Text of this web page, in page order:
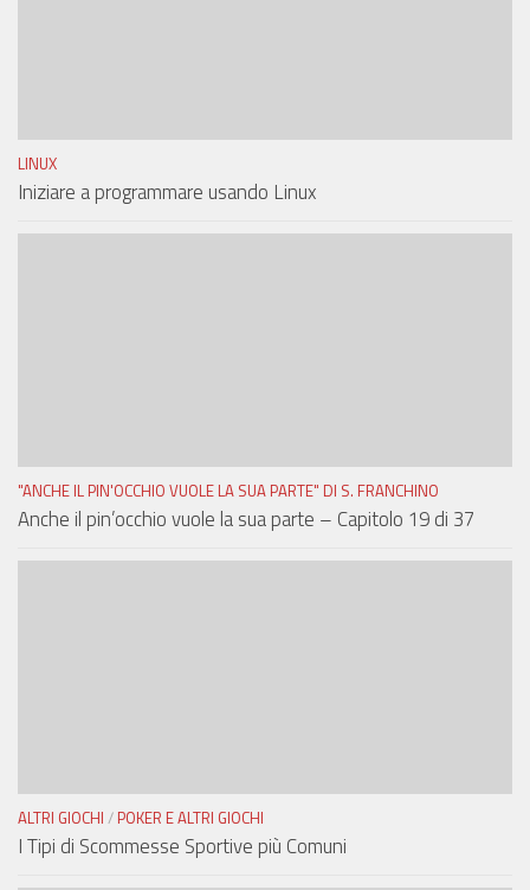
LINUX
Iniziare a programmare usando Linux
"ANCHE IL PIN'OCCHIO VUOLE LA SUA PARTE" DI S. FRANCHINO
Anche il pin’occhio vuole la sua parte – Capitolo 19 di 37
ALTRI GIOCHI / POKER E ALTRI GIOCHI
I Tipi di Scommesse Sportive più Comuni